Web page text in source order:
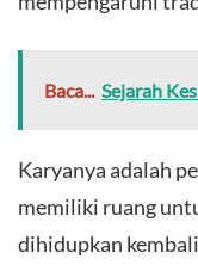
Baca... Sejarah
Karyanya adalah
memiliki ruang
dihidupkan